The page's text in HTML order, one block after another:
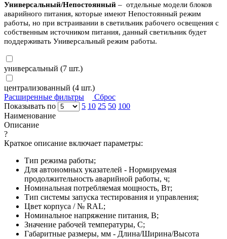
Универсальный/Непостоянный – отдельные модели блоков
аварийного питания, которые имеют Непостоянный режим
работы, но при встраивании в светильник рабочего освещения с
собственным источником питания, данный светильник будет
поддерживать Универсальный режим работы.
универсальный (7 шт.)
централизованный (4 шт.)
Расширенные фильтры
Сброс
Показывать по
5 10 25 50 100
Наименование
Описание
?
Краткое описание включает параметры:
Тип режима работы;
Для автономных указателей - Нормируемая
продолжительность аварийной работы, ч;
Номинальная потребляемая мощность, Вт;
Тип системы запуска тестирования и управления;
Цвет корпуса / № RAL;
Номинальное напряжение питания, В;
Значение рабочей температуры, С;
Габаритные размеры, мм - Длина/Ширина/Высота